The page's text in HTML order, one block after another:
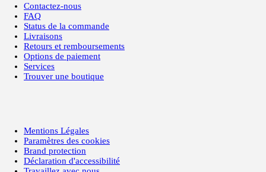
Contactez-nous
FAQ
Status de la commande
Livraisons
Retours et remboursements
Options de paiement
Services
Trouver une boutique
Mentions Légales
Paramètres des cookies
Brand protection
Déclaration d'accessibilité